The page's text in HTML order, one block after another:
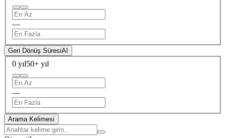
—
Geri Dönüş SüresiAI
0 yıl50+ yıl
—
Arama Kelimesi